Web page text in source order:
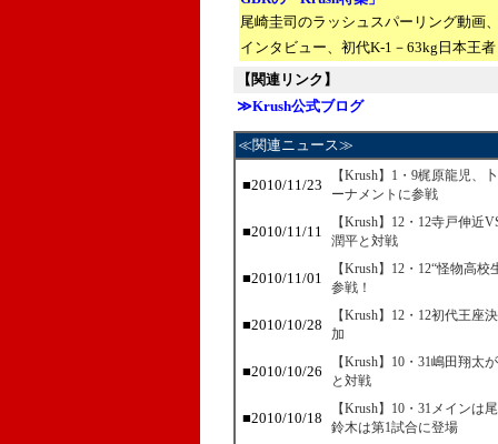
尾崎圭司のラッシュスパーリング動画
インタビュー、 初代K-1－63kg日本王
【関連リンク】
≫Krush公式ブログ
≪関連ニュース≫
■2010/11/23
【Krush】1・9梶原龍児、
ーナメントに参戦
■2010/11/11
【Krush】12・12寺戸伸
潤平と対戦
■2010/11/01
【Krush】12・12“怪物高
参戦！
■2010/10/28
【Krush】12・12初代王座
加
■2010/10/26
【Krush】10・31嶋田翔
と対戦
■2010/10/18
【Krush】10・31メイン
鈴木は第1試合に登場